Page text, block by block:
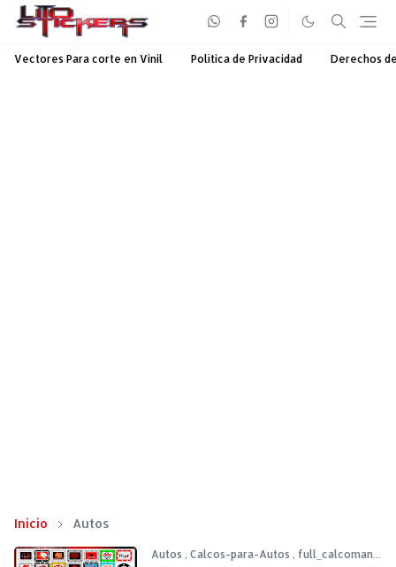
Vectores Para corte en Vinil Política de Privacidad Derechos
Inicio Autos
Autos , Calcos-para-Autos , full_calcomanias